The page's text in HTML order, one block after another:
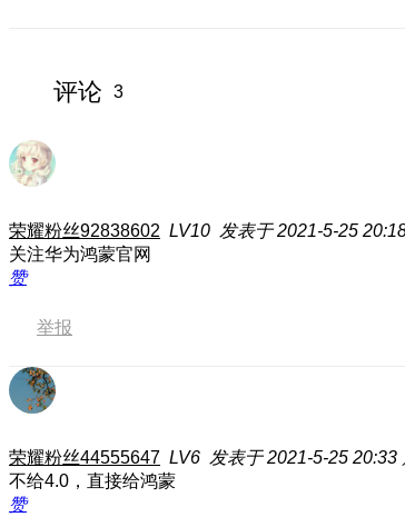
评论 3
荣耀粉丝92838602 LV10 发表于 2021-5-25
关注华为鸿蒙官网
赞
举报
荣耀粉丝44555647 LV6 发表于 2021-5-25 20:33
不给4.0，直接给鸿蒙
赞